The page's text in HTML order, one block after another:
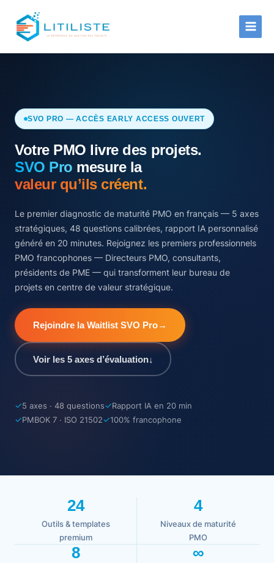
contenu
SVO PRO — ACCÈS EARLY ACCESS OUVERT
Votre PMO livre des projets.
SVO Pro mesure la
valeur qu’ils créent.
Le premier diagnostic de maturité PMO en français — 5 axes
stratégiques, 48 questions calibrées, rapport IA personnalisé
généré en 20 minutes. Rejoignez les premiers professionnels
PMO francophones — Directeurs PMO, consultants,
présidents de PME — qui transforment leur bureau de
projets en centre de valeur stratégique.
Rejoindre la Waitlist SVO Pro→
Voir les 5 axes d’évaluation↓
✓5 axes · 48 questions✓Rapport IA en 20 min
✓PMBOK 7 · ISO 21502✓100% francophone
24
Outils & templates
premium
4
Niveaux de maturité
PMO
8 ∞